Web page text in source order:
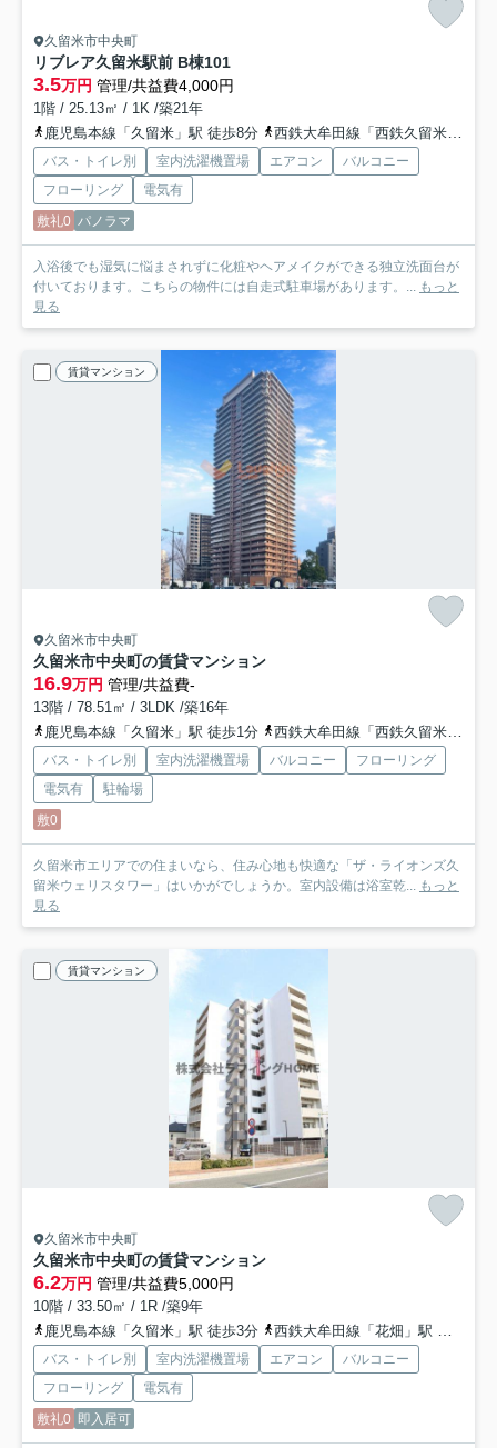
久留米市中央町
リブレア久留米駅前 B棟101
3.5万円 管理/共益費4,000円
1階 / 25.13㎡ / 1K /築21年
鹿児島本線「久留米」駅 徒歩8分
西鉄大牟田線「西鉄久留米」駅 徒歩23分
バス・トイレ別 室内洗濯機置場 エアコン
バルコニー
フローリング
電気有
敷礼0 パノラマ
入浴後でも湿気に悩まされずに化粧やヘアメイクができる独立洗面台が
付いております。こちらの物件には自走式駐車場があります。... もっと
見る
賃貸マンション
久留米市中央町
久留米市中央町の賃貸マンション
16.9万円 管理/共益費-
13階 / 78.51㎡ / 3LDK /築16年
鹿児島本線「久留米」駅 徒歩1分
西鉄大牟田線「西鉄久留米」駅 徒歩29分
バス・トイレ別 室内洗濯機置場 バルコニー
フローリング
電気有
駐輪場
敷0
久留米市エリアでの住まいなら、住み心地も快適な「ザ・ライオンズ久
留米ウェリスタワー」はいかがでしょうか。室内設備は浴室乾... もっと
見る
賃貸マンション
久留米市中央町
久留米市中央町の賃貸マンション
6.2万円 管理/共益費5,000円
10階 / 33.50㎡ / 1R /築9年
鹿児島本線「久留米」駅 徒歩3分
西鉄大牟田線「花畑」駅 徒歩27分
バス・トイレ別 室内洗濯機置場 エアコン
バルコニー
フローリング
電気有
敷礼0 即入居可